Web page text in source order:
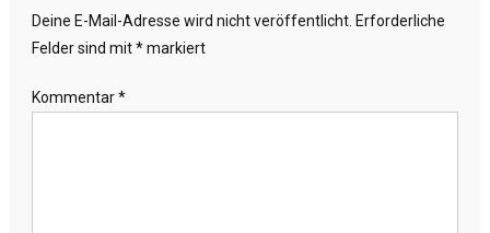
Deine E-Mail-Adresse wird nicht veröffentlicht. Erforderliche
Felder sind mit*markiert
Kommentar*